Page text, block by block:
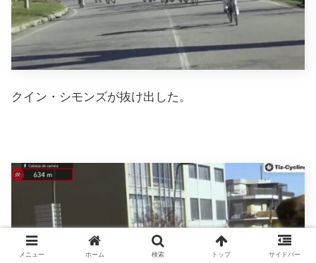
クイン・シモンズが抜け出した。
メニュー ホーム 検索 トップ サイドバー